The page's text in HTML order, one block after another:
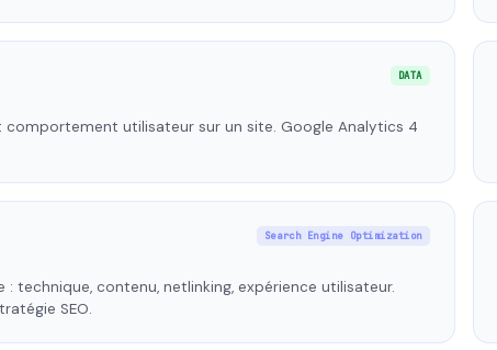
DATA
utilisateur sur un site. Google Analytics 4
Search Engine Optimization
: technique, contenu, netlinking, expérience utilisateur.
SEO.